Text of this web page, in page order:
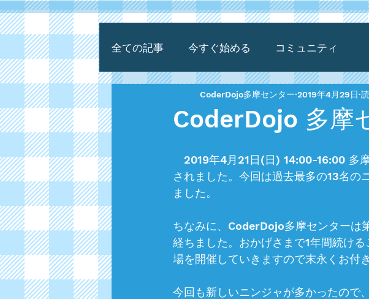
全ての記事 今すぐ始める コミュニティ
CoderDojo 多摩
CoderDojo多摩センター 2019年4月29日
2019年4月21日(日) 14:00-16:00 多
されました。今回は過去最多の13名の
ました。
ちなみに、CoderDojo多摩センターは
経ちました。おかげさまで1年間続ける
場を開催していきますので末永くお付
今回も新しいニンジャが多かったので